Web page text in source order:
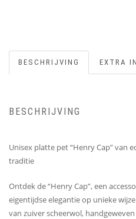
BESCHRIJVING EXTRA
BESCHRIJVING
Unisex platte pet “Henry Cap” van
traditie
Ontdek de “Henry Cap”, een
eigentijdse elegantie op unieke
van zuiver scheerwol,